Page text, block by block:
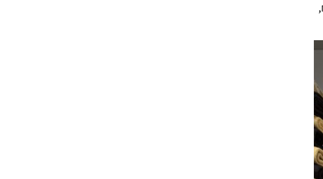
סט מצעים יחיד ב- 190 ₪,